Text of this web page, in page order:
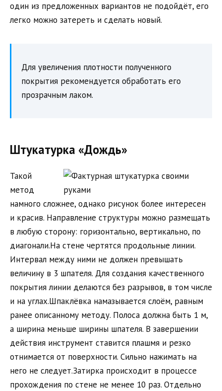
один из предложенных вариантов не подойдёт, его
легко можно затереть и сделать новый.
Для увеличения плотности полученного
покрытия рекомендуется обработать его
прозрачным лаком.
Штукатурка «Дождь»
Такой
метод
намного сложнее, однако рисунок более интересен
и красив. Направление структуры можно размещать
в любую сторону: горизонтально, вертикально, по
диагонали.На стене чертятся продольные линии.
Интервал между ними не должен превышать
величину в 3 шпателя. Для создания качественного
покрытия линии делаются без разрывов, в том числе
и на углах.Шпаклёвка намазывается слоём, равным
ранее описанному методу. Полоса должна быть 1 м,
а ширина меньше ширины шпателя. В завершении
действия инструмент ставится плашмя и резко
отнимается от поверхности. Сильно нажимать на
него не следует.Затирка происходит в процессе
прохождения по стене не менее 10 раз. Отдельно